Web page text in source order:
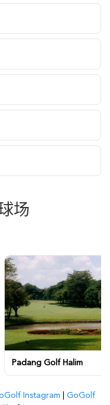
场
Padang Golf Halim
Instagram
GoGolf